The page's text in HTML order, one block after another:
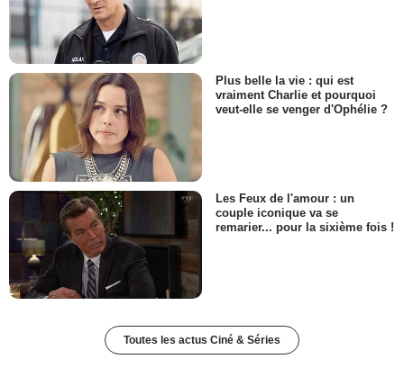
Plus belle la vie : qui est
vraiment Charlie et pourquoi
veut-elle se venger d'Ophélie ?
Les Feux de l'amour : un
couple iconique va se
remarier... pour la sixième fois !
Toutes les actus Ciné & Séries